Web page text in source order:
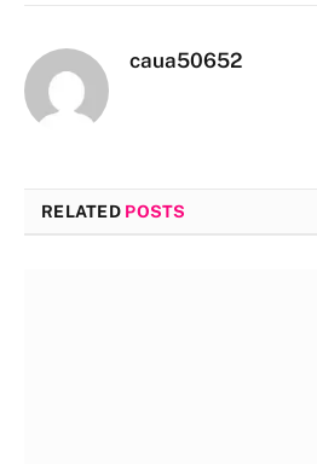
caua50652
RELATED POSTS